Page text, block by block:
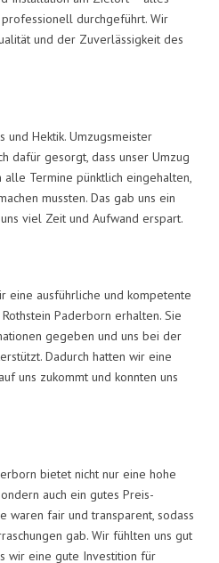
durchgeführt. Wir
und der Zuverlässigkeit des
und Hektik. Umzugsmeister
dafür gesorgt, dass unser Umzug
Termine pünktlich eingehalten,
mussten. Das gab uns ein
viel Zeit und Aufwand erspart.
eine ausführliche und kompetente
Paderborn erhalten. Sie
gegeben und uns bei der
Dadurch hatten wir eine
uns zukommt und konnten uns
bietet nicht nur eine hohe
auch ein gutes Preis-
waren fair und transparent, sodass
gab. Wir fühlten uns gut
wir eine gute Investition für